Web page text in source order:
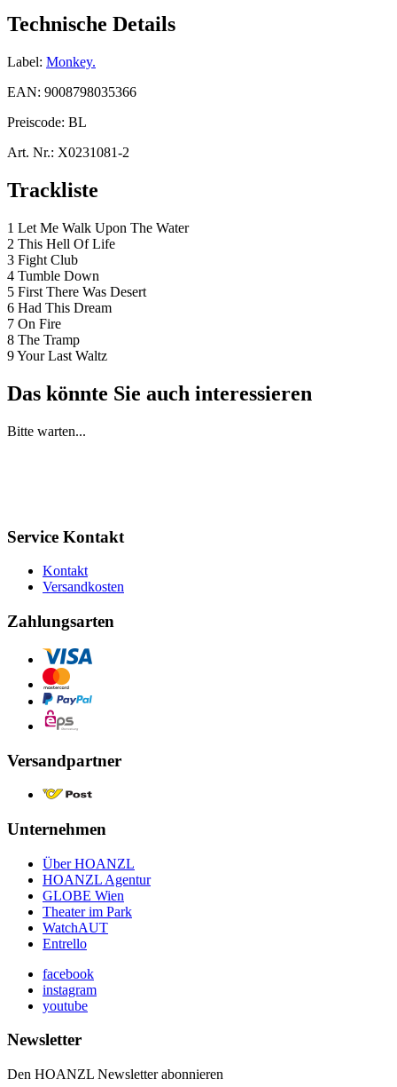
Technische Details
Label: Monkey.
EAN: 9008798035366
Preiscode: BL
Art. Nr.: X0231081-2
Trackliste
1 Let Me Walk Upon The Water
2 This Hell Of Life
3 Fight Club
4 Tumble Down
5 First There Was Desert
6 Had This Dream
7 On Fire
8 The Tramp
9 Your Last Waltz
Das könnte Sie auch interessieren
Bitte warten...
Service Kontakt
Kontakt
Versandkosten
Zahlungsarten
Versandpartner
Unternehmen
Über HOANZL
HOANZL Agentur
GLOBE Wien
Theater im Park
WatchAUT
Entrello
facebook
instagram
youtube
Newsletter
Den HOANZL Newsletter abonnieren